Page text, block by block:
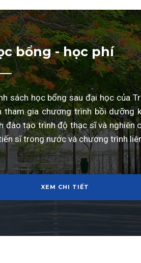
bổng - học phí
sách học bổng sau đại học của
tham gia chương trình bồi dưỡng
đào tạo trình độ thạc sĩ và nghiên
sĩ trong nước và chương trình
XEM CHI TIẾT